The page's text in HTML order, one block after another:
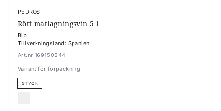
PEDROS
Rött matlagningsvin 5 l
Bib
Tillverkningsland: Spanien
Art.nr 169150544
Variant för förpackning
STYCK